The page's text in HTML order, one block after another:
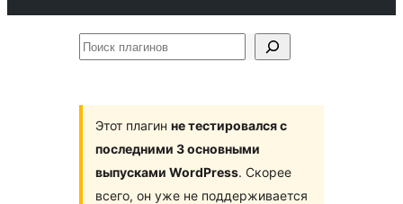
Поиск
Этот плагин не тестировался с
последними 3 основными
выпусками WordPress. Скорее
всего, он уже не поддерживается